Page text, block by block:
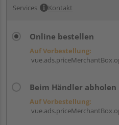
Services Kontakt
Online bestellen
Auf Vorbestellung:
Beim Händler abholen
Auf Vorbestellung: